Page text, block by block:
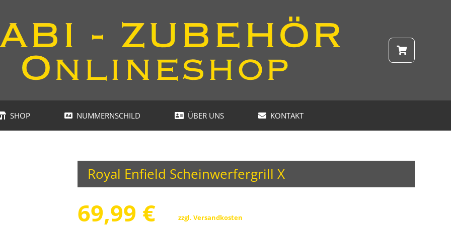
SHOP NUMMERNSCHILD ÜBER UNS KONTAKT
Royal Enfield Scheinwerfergrill X
69,99 € zzgl. Versandkosten